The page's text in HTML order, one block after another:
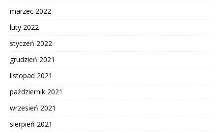
marzec 2022
luty 2022
styczeń 2022
grudzień 2021
listopad 2021
październik 2021
wrzesień 2021
sierpień 2021